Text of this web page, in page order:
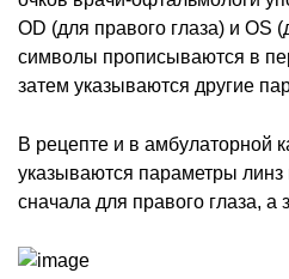
OD (для правого глаза) и OS
символы прописываются в
затем указываются другие
В рецепте и в амбулаторной
указываются параметры линз
сначала для правого глаза, а